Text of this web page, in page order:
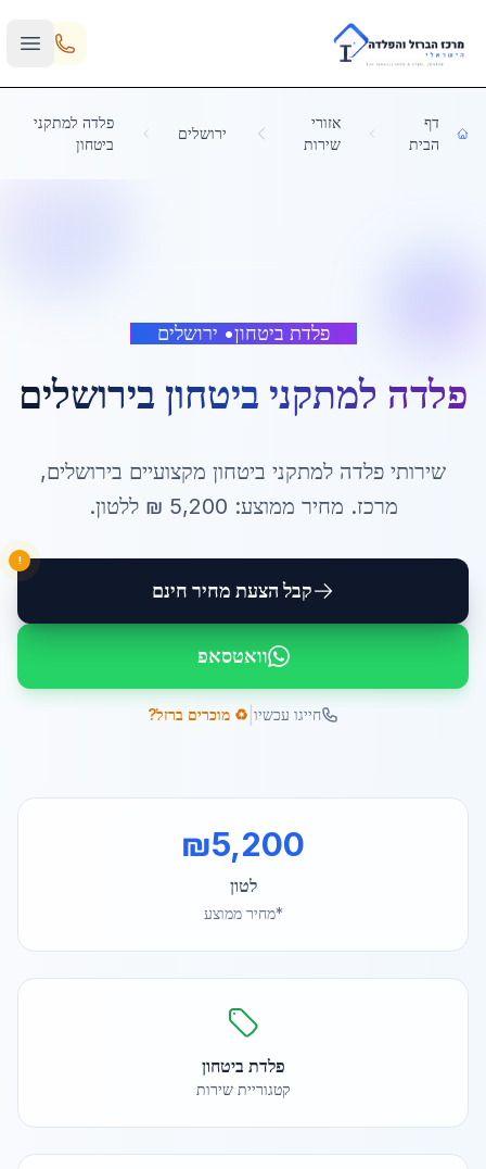
Skip to main content
דף
הבית
אזורי
שירות
ירושלים
פלדה למתקני
ביטחון
פלדת ביטחון• ירושלים
פלדה למתקני ביטחון בירושלים
שירותי פלדה למתקני ביטחון מקצועיים בירושלים,
מרכז. מחיר ממוצע: 5,200 ₪ ללטון.
קבל הצעת מחיר חינם
!
וואטסאפ
חייגו עכשיו ♻️ מוכרים ברזל?
₪5,200
לטון
*מחיר ממוצע
פלדת ביטחון
קטגוריית שירות